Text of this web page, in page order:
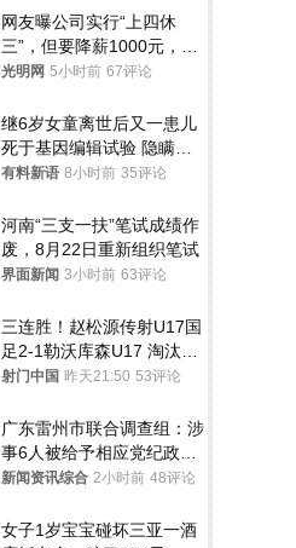
网友曝公司实行“上四休
三”，但要降薪1000元，不
接受只能辞职
光明网 5小时前 67评论
继6岁女童离世后又一患儿
死于基因编辑试验 隐瞒一
年才对外披露
有料新语 8小时前 35评论
河南“三支一扶”笔试成绩作
废，8月22日重新组织笔试
界面新闻 3小时前 63评论
三连胜！赵松源传射U17国
足2-1勒沃库森U17 淘汰赛
将战河床
射门中国 昨天21:50 53评论
广东雷州市联合调查组：涉
事6人被给予相应党纪政务
处分和组织处理
新闻资讯综合 2小时前 48评论
女子1岁宝宝碰坏三亚一酒